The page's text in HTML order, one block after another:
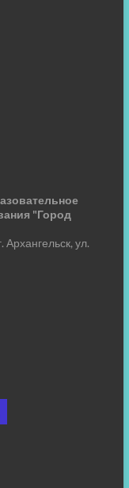
"Город
Архангельск, ул.